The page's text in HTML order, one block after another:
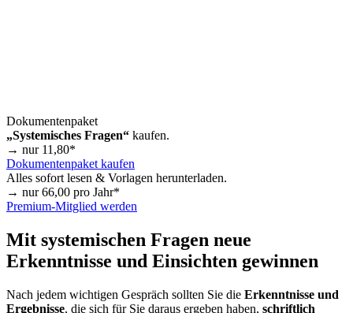
Dokumentenpaket
„Systemisches Fragen“ kaufen.
→ nur 11,80*
Dokumentenpaket kaufen
Alles sofort lesen & Vorlagen herunterladen.
→ nur66,00 pro Jahr*
Premium-Mitglied werden
Mit systemischen Fragen neue
Erkenntnisse und Einsichten gewinnen
Nach jedem wichtigen Gespräch sollten Sie die Erkenntnisse und
Ergebnisse, die sich für Sie daraus ergeben haben, schriftlich